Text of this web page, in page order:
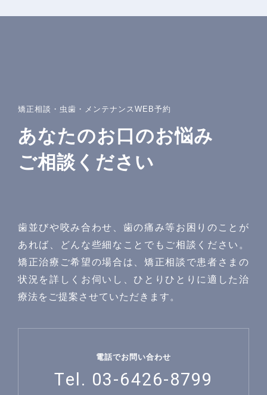
矯正相談・虫歯・メンテナンスWEB予約
あなたのお口のお悩み
ご相談ください
歯並びや咬み合わせ、歯の痛み等お困りのことが
あれば、どんな些細なことでもご相談ください。
矯正治療ご希望の場合は、矯正相談で患者さまの
状況を詳しくお伺いし、ひとりひとりに適した治
療法をご提案させていただきます。
電話でお問い合わせ
Tel. 03-6426-8799